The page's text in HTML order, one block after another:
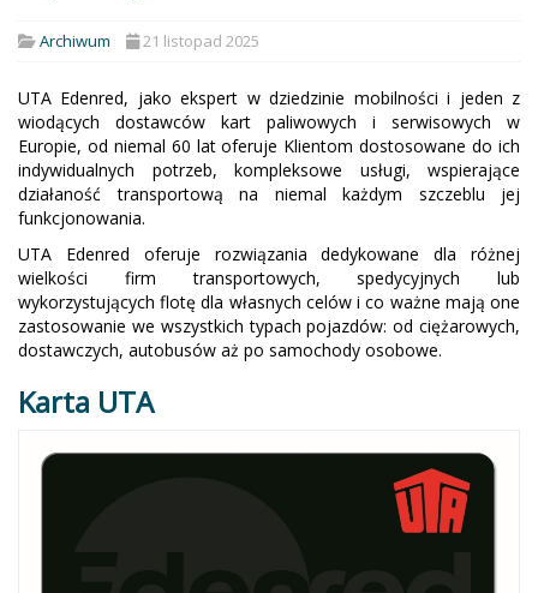
Archiwum 21 listopad 2025
UTA Edenred, jako ekspert w dziedzinie mobilności i jeden z
wiodących dostawców kart paliwowych i serwisowych w
Europie, od niemal 60 lat oferuje Klientom dostosowane do ich
indywidualnych potrzeb, kompleksowe usługi, wspierające
działaność transportową na niemal każdym szczeblu jej
funkcjonowania.
UTA Edenred oferuje rozwiązania dedykowane dla różnej
wielkości firm transportowych, spedycyjnych lub
wykorzystujących flotę dla własnych celów i co ważne mają one
zastosowanie we wszystkich typach pojazdów: od ciężarowych,
dostawczych, autobusów aż po samochody osobowe.
Karta UTA